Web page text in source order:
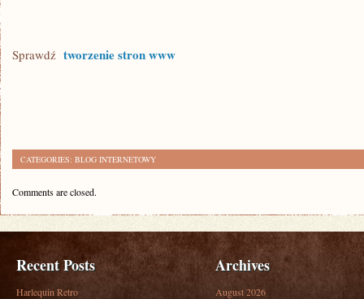
Sprawdź tworzenie stron www
CATEGORIES: BLOG INTERNETOWY
Comments are closed.
Recent Posts
Harlequin Retro
Archives
August 2026